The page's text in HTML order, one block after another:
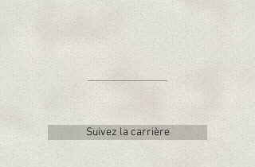
Suivez la carrière